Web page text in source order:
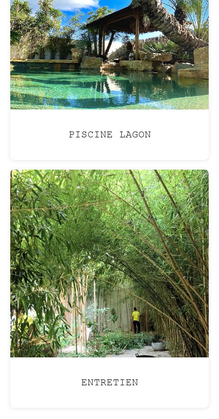
PISCINE LAGON
ENTRETIEN
Profitez devotre jardin sans en assumer les
contraintes, grâceànos services
d'entretien clé en main.